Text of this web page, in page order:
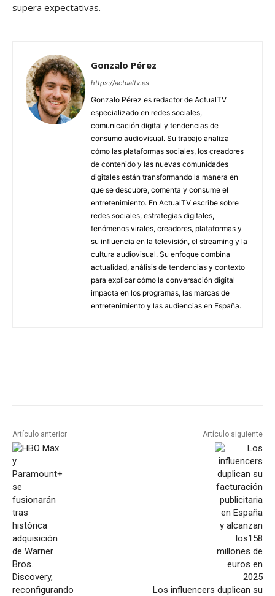
supera expectativas.
Gonzalo Pérez
https://actualtv.es
Gonzalo Pérez es redactor de ActualTV
especializado en redes sociales,
comunicación digital y tendencias de
consumo audiovisual. Su trabajo analiza
cómo las plataformas sociales, los creadores
de contenido y las nuevas comunidades
digitales están transformando la manera en
que se descubre, comenta y consume el
entretenimiento. En ActualTV escribe sobre
redes sociales, estrategias digitales,
fenómenos virales, creadores, plataformas y
su influencia en la televisión, el streaming y la
cultura audiovisual. Su enfoque combina
actualidad, análisis de tendencias y contexto
para explicar cómo la conversación digital
impacta en los programas, las marcas de
entretenimiento y las audiencias en España.
Artículo anterior Artículo siguiente
Los influencers duplican su